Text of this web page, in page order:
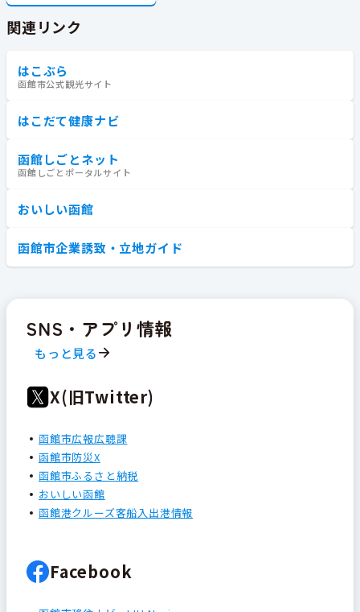
関連リンク
はこぶら
函館市公式観光サイト
はこだて健康ナビ
函館しごとネット
函館しごとポータルサイト
おいしい函館
函館市企業誘致・立地ガイド
SNS・アプリ情報
もっと見る
X(旧Twitter)
函館市広報広聴課
函館市防災X
函館市ふるさと納税
おいしい函館
函館港クルーズ客船入出港情報
Facebook